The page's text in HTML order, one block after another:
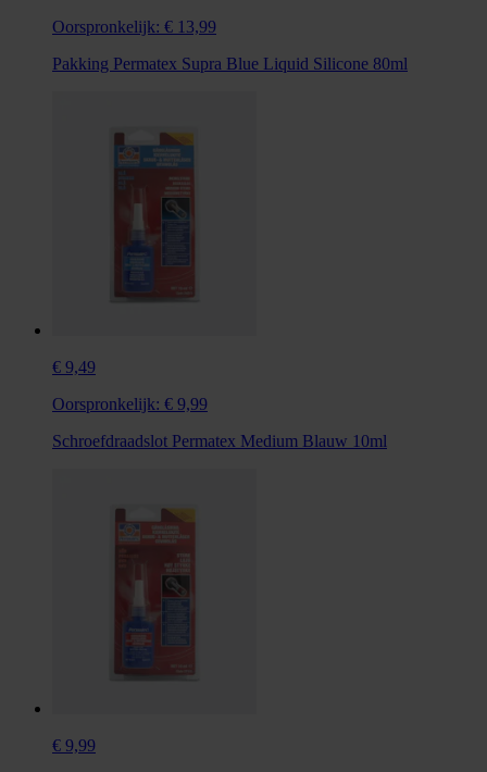
Oorspronkelijk: € 13,99
Pakking Permatex Supra Blue Liquid Silicone 80ml
€ 9,49
Oorspronkelijk: € 9,99
Schroefdraadslot Permatex Medium Blauw 10ml
€ 9,99